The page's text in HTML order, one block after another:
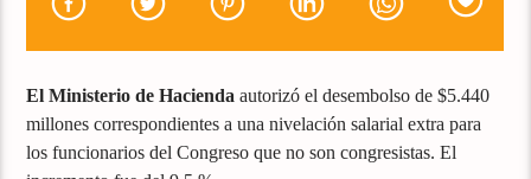
El Ministerio de Haciendaautorizó el desembolso de $5.440
millones correspondientes a una nivelación salarial extra para
los funcionarios del Congreso que no son congresistas. El